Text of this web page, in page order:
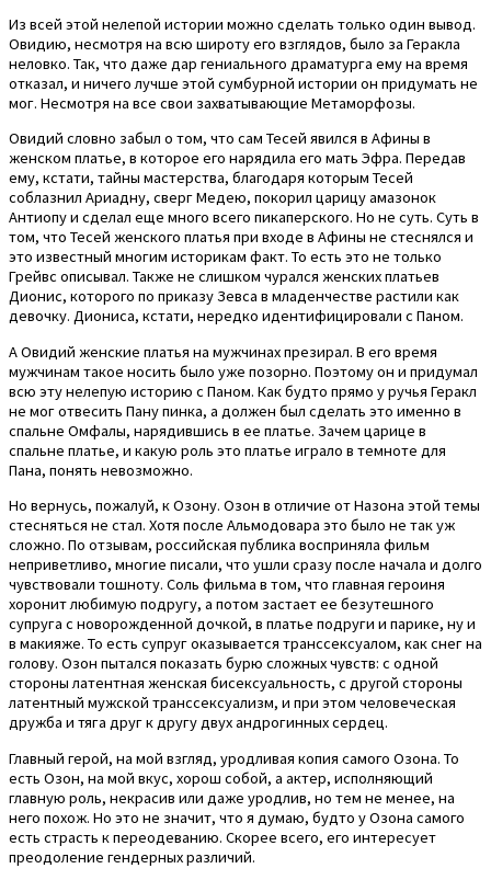
Из всей этой нелепой истории можно сделать только один вывод.
Овидию, несмотря на всю широту его взглядов, было за Геракла
неловко. Так, что даже дар гениального драматурга ему на время
отказал, и ничего лучше этой сумбурной истории он придумать не
мог. Несмотря на все свои захватывающие Метаморфозы.
Овидий словно забыл о том, что сам Тесей явился в Афины в
женском платье, в которое его нарядила его мать Эфра. Передав
ему, кстати, тайны мастерства, благодаря которым Тесей
соблазнил Ариадну, сверг Медею, покорил царицу амазонок
Антиопу и сделал еще много всего пикаперского. Но не суть. Суть в
том, что Тесей женского платья при входе в Афины не стеснялся и
это известный многим историкам факт. То есть это не только
Грейвс описывал. Также не слишком чурался женских платьев
Дионис, которого по приказу Зевса в младенчестве растили как
девочку. Диониса, кстати, нередко идентифицировали с Паном.
А Овидий женские платья на мужчинах презирал. В его время
мужчинам такое носить было уже позорно. Поэтому он и придумал
всю эту нелепую историю с Паном. Как будто прямо у ручья Геракл
не мог отвесить Пану пинка, а должен был сделать это именно в
спальне Омфалы, нарядившись в ее платье. Зачем царице в
спальне платье, и какую роль это платье играло в темноте для
Пана, понять невозможно.
Но вернусь, пожалуй, к Озону. Озон в отличие от Назона этой темы
стесняться не стал. Хотя после Альмодовара это было не так уж
сложно. По отзывам, российская публика восприняла фильм
неприветливо, многие писали, что ушли сразу после начала и долго
чувствовали тошноту. Соль фильма в том, что главная героиня
хоронит любимую подругу, а потом застает ее безутешного
супруга с новорожденной дочкой, в платье подруги и парике, ну и
в макияже. То есть супруг оказывается транссексуалом, как снег на
голову. Озон пытался показать бурю сложных чувств: с одной
стороны латентная женская бисексуальность, с другой стороны
латентный мужской транссексуализм, и при этом человеческая
дружба и тяга друг к другу двух андрогинных сердец.
Главный герой, на мой взгляд, уродливая копия самого Озона. То
есть Озон, на мой вкус, хорош собой, а актер, исполняющий
главную роль, некрасив или даже уродлив, но тем не менее, на
него похож. Но это не значит, что я думаю, будто у Озона самого
есть страсть к переодеванию. Скорее всего, его интересует
преодоление гендерных различий.